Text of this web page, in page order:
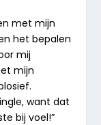
met mijn
het bepalen
mij
mijn
want dat
bij voel!”